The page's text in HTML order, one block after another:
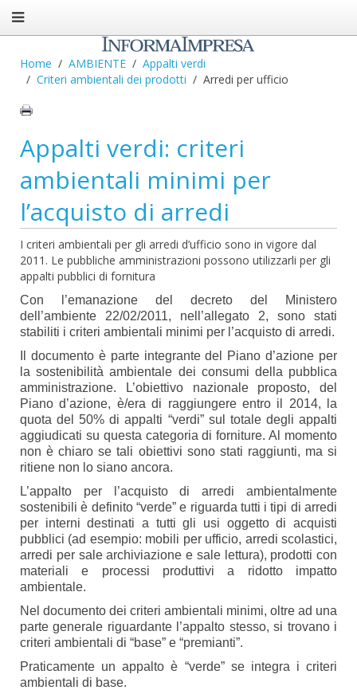
Home AMBIENTE
Appalti verdi
Criteri ambientali dei prodotti
Arredi per ufficio
Appalti verdi: criteri
ambientali minimi per
l’acquisto di arredi
I criteri ambientali per gli arredi d’ufficio sono in vigore dal
2011. Le pubbliche amministrazioni possono utilizzarli per gli
appalti pubblici di fornitura
Con l’emanazione del decreto del Ministero
dell’ambiente 22/02/2011, nell’allegato 2, sono stati
stabiliti i criteri ambientali minimi per l’acquisto di arredi.
Il documento è parte integrante del Piano d’azione per
la sostenibilità ambientale dei consumi della pubblica
amministrazione. L’obiettivo nazionale proposto, del
Piano d’azione, è/era di raggiungere entro il 2014, la
quota del 50% di appalti “verdi” sul totale degli appalti
aggiudicati su questa categoria di forniture. Al momento
non è chiaro se tali obiettivi sono stati raggiunti, ma si
ritiene non lo siano ancora.
L’appalto per l’acquisto di arredi ambientalmente
sostenibili è definito “verde” e riguarda tutti i tipi di arredi
per interni destinati a tutti gli usi oggetto di acquisti
pubblici (ad esempio: mobili per ufficio, arredi scolastici,
arredi per sale archiviazione e sale lettura), prodotti con
materiali e processi produttivi a ridotto impatto
ambientale.
Nel documento dei criteri ambientali minimi, oltre ad una
parte generale riguardante l’appalto stesso, si trovano i
criteri ambientali di “base” e “premianti”.
Praticamente un appalto è “verde” se integra i criteri
ambientali di base.